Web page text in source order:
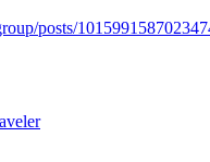
posts/